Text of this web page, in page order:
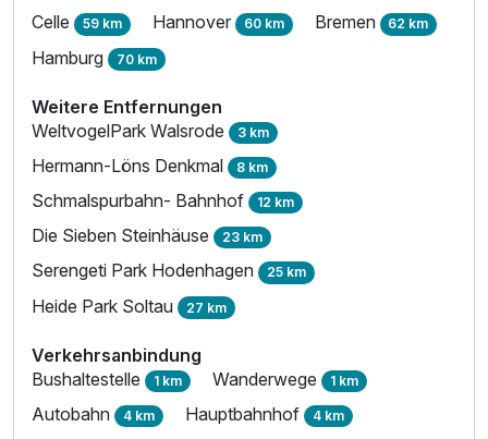
Ausstattung
Zusatznächte
2 Erwachsene
Celle 59 km Hannover 60 km Bremen 62 km
Hamburg 70 km
Weitere Entfernungen
WeltvogelPark Walsrode 3 km
Hermann-Löns Denkmal 8 km
Schmalspurbahn- Bahnhof 12 km
Die Sieben Steinhäuse 23 km
Serengeti Park Hodenhagen 25 km
Heide Park Soltau 27 km
Verkehrsanbindung
Bushaltestelle 1 km Wanderwege 1 km
Autobahn 4 km Hauptbahnhof 4 km